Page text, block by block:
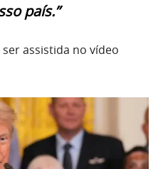
país.”
assistida no vídeo